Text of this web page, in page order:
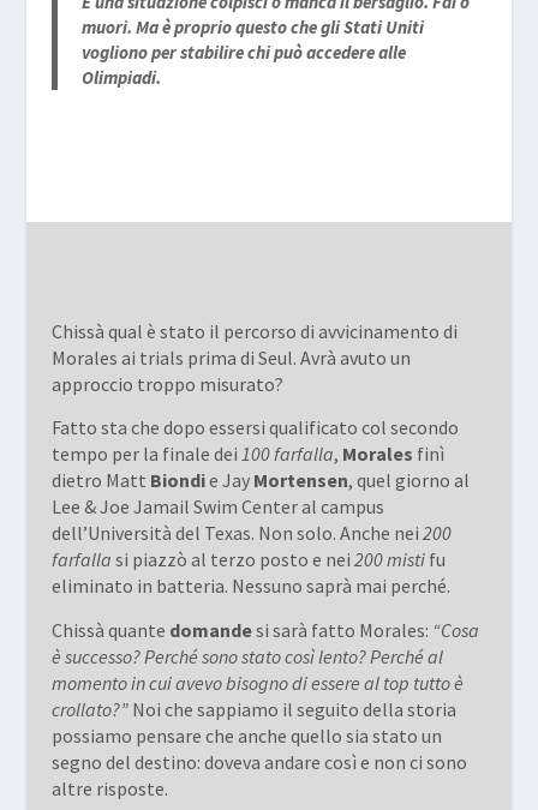
muori. Ma è proprio questo che gli Stati Uniti
vogliono per stabilire chi può accedere alle
Olimpiadi.
Chissà qual è stato il percorso di avvicinamento di
Morales ai trials prima di Seul. Avrà avuto un
approccio troppo misurato?
Fatto sta che dopo essersi qualificato col secondo
tempo per la finale dei 100 farfalla, Morales finì
dietro Matt Biondie Jay Mortensen, quel giorno al
Lee & Joe Jamail Swim Center al campus
dell’Università del Texas. Non solo. Anche nei 200
farfalla si piazzò al terzo posto e nei 200 mistifu
eliminato in batteria. Nessuno saprà mai perché.
Chissà quante domandesi sarà fatto Morales: “Cosa
è successo? Perché sono stato così lento? Perché al
momento in cui avevo bisogno di essere al top tutto è
crollato?”Noi che sappiamo il seguito della storia
possiamo pensare che anche quello sia stato un
segno del destino: doveva andare così e non ci sono
altre risposte.